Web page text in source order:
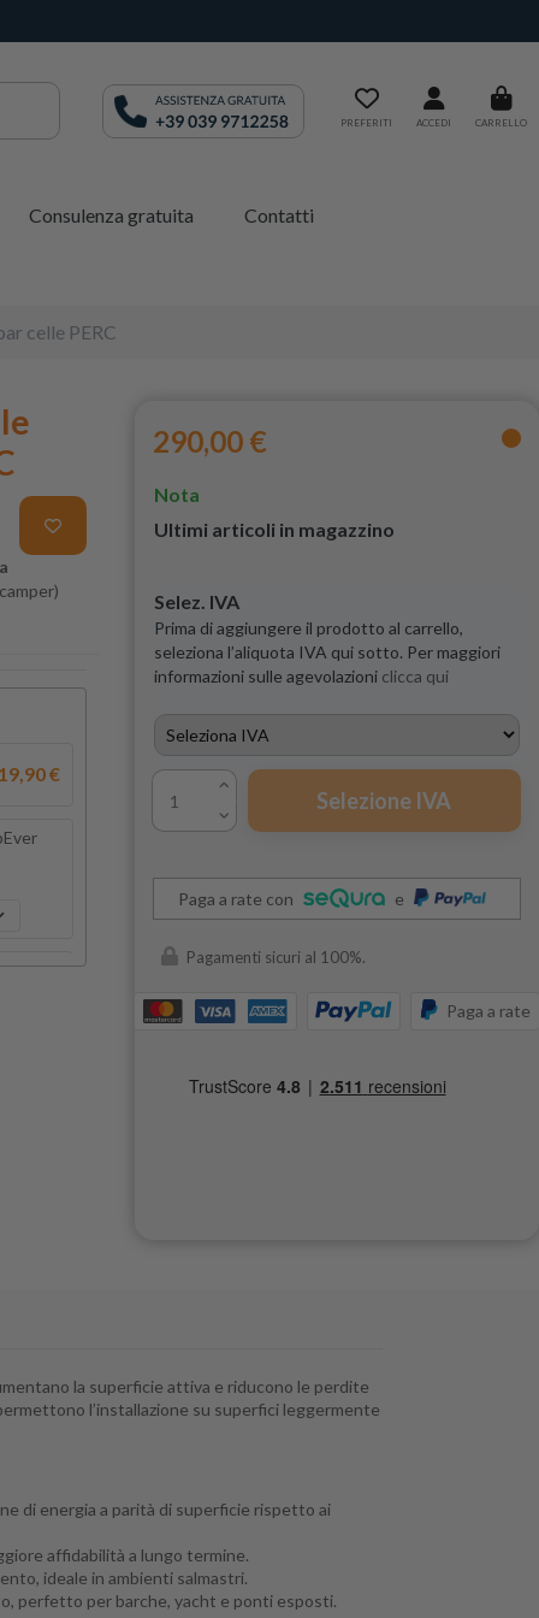
PREFERITI ACCEDI CARRELLO
Consulenza gratuita Contatti
celle PERC
€
290,00 €
Nota
Ultimi articoli in magazzino
Selez. IVA
Prima di aggiungere il prodotto al carrello,
seleziona l’aliquota IVA qui sotto. Per maggiori
informazioni sulle agevolazioni clicca qui
Selezione IVA
Paga a rate con e
Pagamenti sicuri al 100%.
Paga a rate
la superficie attiva e riducono le perdite
l’installazione su superfici leggermente
di energia a parità di superficie rispetto ai
affidabilità a lungo termine.
ideale in ambienti salmastri.
perfetto per barche, yacht e ponti esposti.